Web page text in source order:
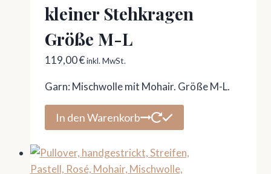
kleiner Stehkragen
Größe M-L
119,00€ inkl. MwSt.
Garn: Mischwolle mit Mohair. Größe M-L.
In den Warenkorb